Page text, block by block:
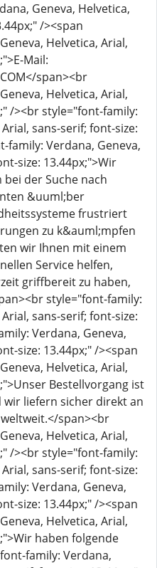
Geneva, Helvetica,
/><span
Helvetica, Arial,
Mail:
span><br
Helvetica, Arial,
/><br style="font-family:
sans-serif; font-size:
family: Verdana, Geneva,
size: 13.44px;">Wir
bei der Suche nach
&uuml;ber
frustriert
zu k&auml;mpfen
wir Ihnen mit einem
Service helfen,
griffbereit zu haben,
style="font-family:
sans-serif; font-size:
Verdana, Geneva,
size: 13.44px;" /><span
Helvetica, Arial,
Bestellvorgang ist
liefern sicher direkt an
span><br
Helvetica, Arial,
/><br style="font-family:
sans-serif; font-size:
Verdana, Geneva,
size: 13.44px;" /><span
Helvetica, Arial,
haben folgende
family: Verdana,